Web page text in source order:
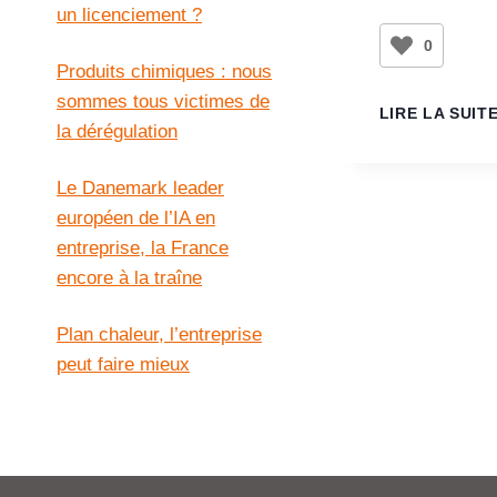
0
LIRE LA
un licenciement ?
Produits chimiques : nous
sommes tous victimes de
la dérégulation
Le Danemark leader
européen de l’IA en
entreprise, la France
encore à la traîne
Plan chaleur, l’entreprise
peut faire mieux